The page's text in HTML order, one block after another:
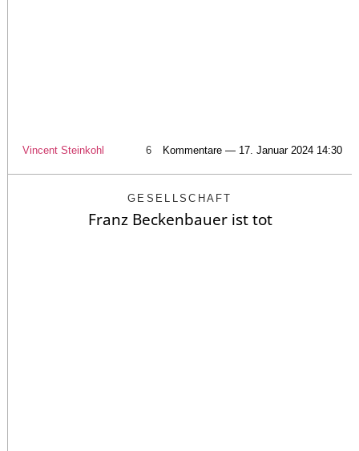
Vincent Steinkohl 6 Kommentare — 17. Januar 2024 14:30
GESELLSCHAFT
Franz Beckenbauer ist tot